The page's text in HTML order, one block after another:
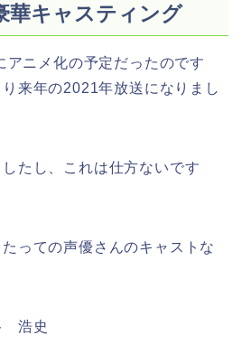
華キャスティング
ニメ化の予定だったのです
来年の2021年放送になりまし
たし、これは仕方ないです
っての声優さんのキャストな
浩史